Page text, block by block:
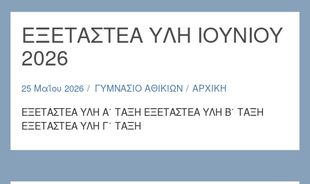
ΕΞΕΤΑΣΤΕΑ ΥΛΗ ΙΟΥΝΙΟΥ
2026
25 Μαΐου 2026 ΓΥΜΝΑΣΙΟ ΑΘΙΚΙΩΝ ΑΡΧΙΚΗ
ΕΞΕΤΑΣΤΕΑ ΥΛΗ Α΄ ΤΑΞΗ ΕΞΕΤΑΣΤΕΑ ΥΛΗ Β΄ ΤΑΞΗ
ΕΞΕΤΑΣΤΕΑ ΥΛΗ Γ΄ ΤΑΞΗ